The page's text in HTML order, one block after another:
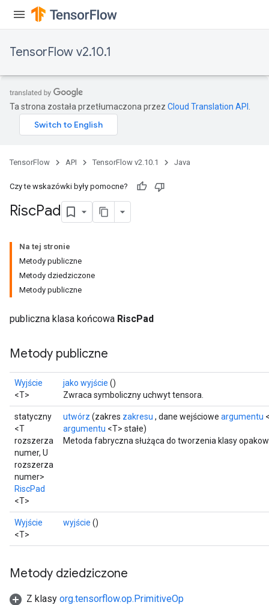
TensorFlow v2.10.1
Ta strona została przetłumaczona przez Cloud Translation API
TensorFlow API TensorFlow v2.10.1 Java
Czy te wskazówki były pomocne?
RiscPad
Na tej stronie
Metody publiczne
Metody dziedziczone
Metody publiczne
publiczna klasa końcowa RiscPad
Metody publiczne
Wyjście
<T>
jako wyjście ()
Zwraca symboliczny uchwyt tensora.
statyczny
<T
rozszerza
numer, U
rozszerza
numer>
RiscPad
<T>
utwórz (zakres zakresu , dane wejściowe argumentu
argumentu <T> stałe)
Metoda fabryczna służąca do tworzenia klasy
Wyjście
<T>
wyjście ()
Metody dziedziczone
Z klasy org.tensorflow.op.PrimitiveOp